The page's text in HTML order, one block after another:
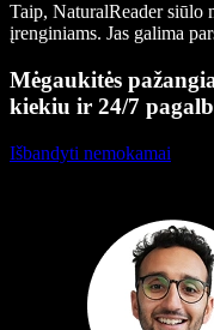
Taip, NaturalReader siūlo
įrenginiams. Jas galima
Mėgaukitės
kiekiu ir 24/7
Išbandyti nemokamai